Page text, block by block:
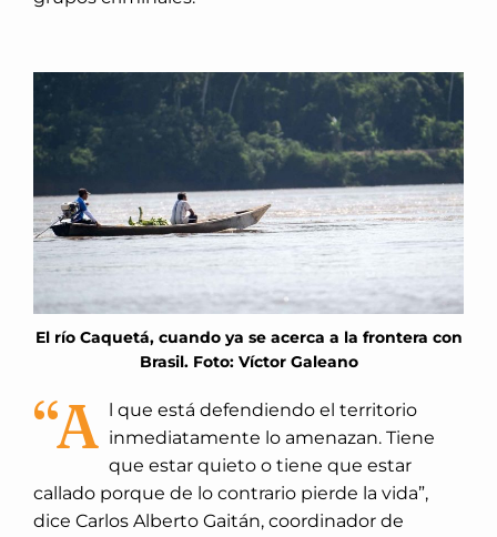
El río Caquetá, cuando ya se acerca a la frontera con
Brasil. Foto: Víctor Galeano
“A
l que está defendiendo el territorio
inmediatamente lo amenazan. Tiene
que estar quieto o tiene que estar
callado porque de lo contrario pierde la vida”,
dice Carlos Alberto Gaitán, coordinador de